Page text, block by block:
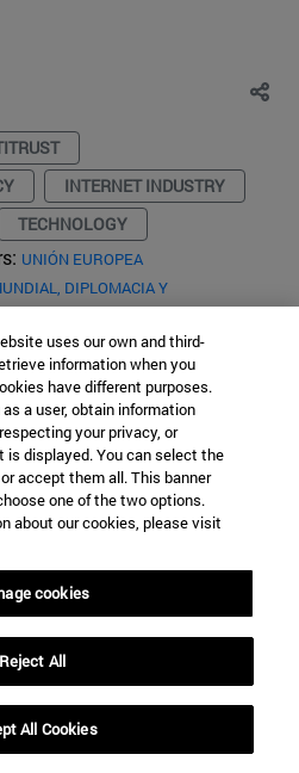
INTERNET INDUSTRY
TECHNOLOGY
UNIÓN EUROPEA
DIPLOMACIA Y
hola Indo-
a India en
Hervas
Views
uses our own and third-
information when you
have different purposes.
a user, obtain information
your privacy, or
displayed. You can select the
accept them all. This banner
one of the two options.
about our cookies, please visit
cookies
Reject All
All Cookies